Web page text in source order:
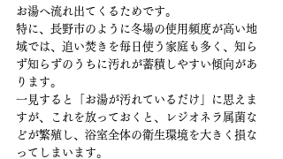
お湯へ流れ出てくるためです。
特に、長野市のように冬場の使用頻度が高い地
域では、追い焚きを毎日使う家庭も多く、知ら
ず知らずのうちに汚れが蓄積しやすい傾向があ
ります。
一見すると「お湯が汚れているだけ」に思えま
すが、これを放っておくと、レジオネラ属菌な
どが繁殖し、浴室全体の衛生環境を大きく損な
ってしまいます。